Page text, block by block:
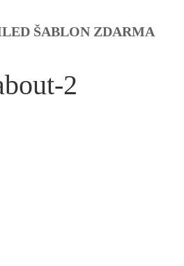
ŠABLON ZDARMA
2